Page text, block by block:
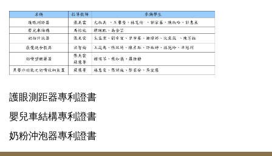
護眼測距器專利證書
嬰兒車結構專利證書
奶粉沖泡器專利證書